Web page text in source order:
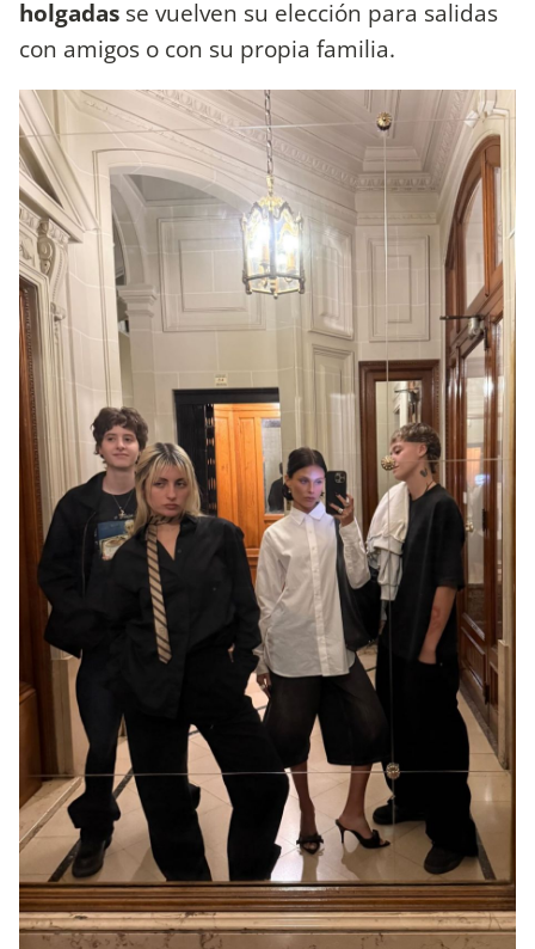
holgadas se vuelven su elección para salidas
con amigos o con su propia familia.